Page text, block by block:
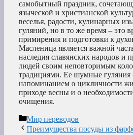
самобытный праздник,
языческой и христианской
веселья, радости, кулинарных
гуляний, но в то же время – это
примирения и подготовки к
Масленица является важной
наследия славянских народов и
людей своим неповторимым
традициями. Ее шумные гуляния
напоминанием о цикличности
приходе весны и о
очищения.
Рубрики
Мир переводов
Преимущества посуды из